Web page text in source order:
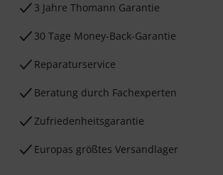
3 Jahre Thomann Garantie
30 Tage Money-Back-Garantie
Reparaturservice
Beratung durch Fachexperten
Zufriedenheitsgarantie
Europas größtes Versandlager